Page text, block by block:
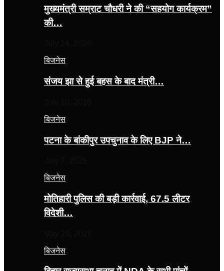
मुख्यमंत्री सम्राट चौधरी ने की “सहयोग कार्यक्रम”
की…
बिजनेस
संजय झा से हुई बहस के बाद मंत्री…
बिजनेस
पटना के बांकीपुर उपचुनाव के लिए BJP ने…
बिजनेस
मोतिहारी पुलिस की बड़ी कार्रवाई, 67.5 लीटर
विदेशी…
बिजनेस